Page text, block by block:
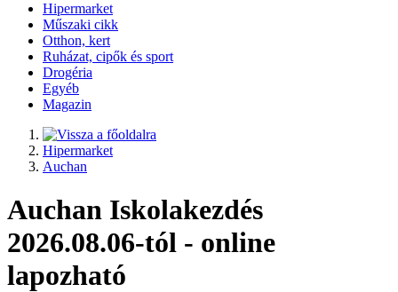
Hipermarket
Műszaki cikk
Otthon, kert
Ruházat, cipők és sport
Drogéria
Egyéb
Magazin
Hipermarket
Auchan
Auchan Iskolakezdés
2026.08.06-tól - online
lapozható